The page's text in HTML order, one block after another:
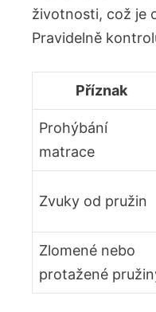
životnosti, což je
Pravidelně
Příznak
Prohýbání
matrace
Zvuky od pružin
Zlomené nebo
protažené